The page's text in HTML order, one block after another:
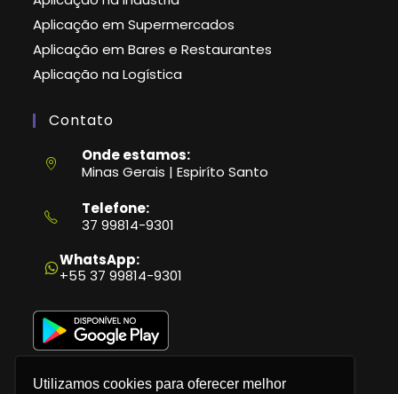
Utilizamos cookies para oferecer melhor
Aplicação em Supermercados
Aplicação em Bares e Restaurantes
Aplicação na Logística
Contato
Onde estamos:
Minas Gerais | Espiríto Santo
Telefone:
37 99814-9301
em
seu
aplicativo
WhatsApp:
+55 37 99814-9301